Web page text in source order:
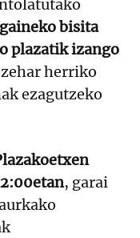
bisita
plazatik izango
herriko
ezagutzeko
, garai